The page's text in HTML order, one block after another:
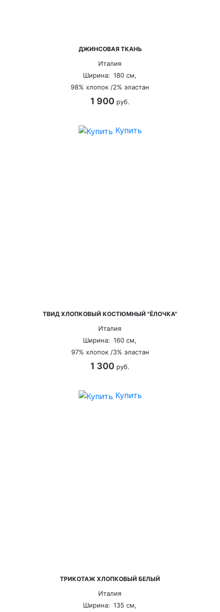
ДЖИНСОВАЯ ТКАНЬ
Италия
Ширина: 180 см,
98% хлопок /2% эластан
1 900руб.
Купить
ТВИД ХЛОПКОВЫЙ КОСТЮМНЫЙ "ЁЛОЧКА"
Италия
Ширина: 160 см,
97% хлопок /3% эластан
1 300руб.
Купить
ТРИКОТАЖ ХЛОПКОВЫЙ БЕЛЫЙ
Италия
Ширина: 135 см,